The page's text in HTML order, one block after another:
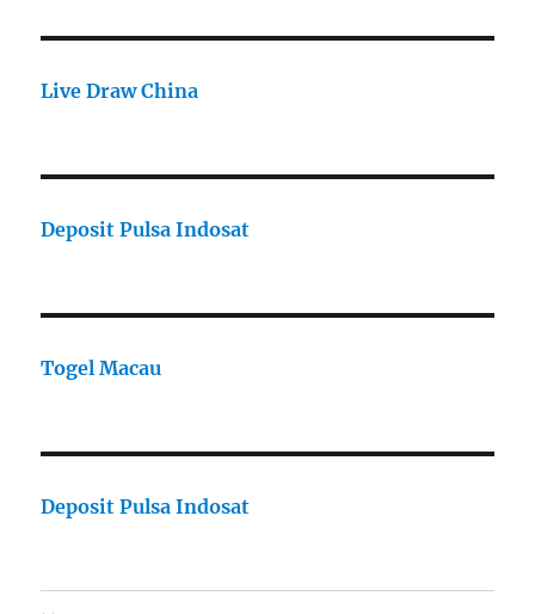
Live Draw China
Deposit Pulsa Indosat
Togel Macau
Deposit Pulsa Indosat